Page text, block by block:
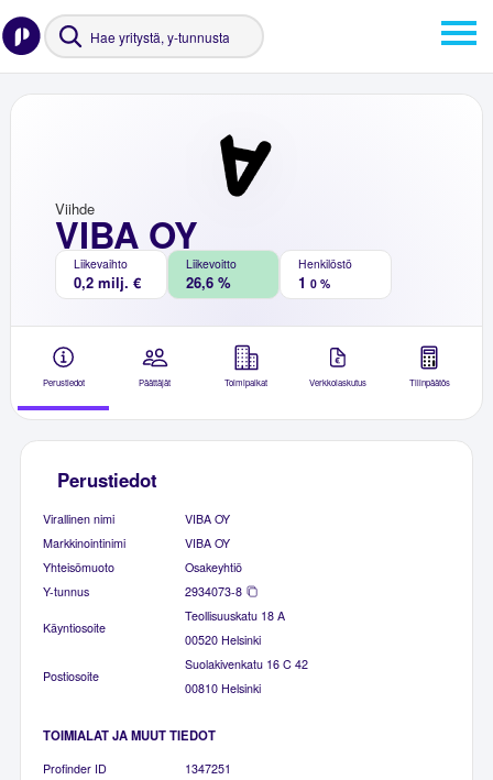
VIBA OY
Viihde
Liikevaihto
0,2 milj. €
Liikevoitto
26,6 %
Henkilöstö
1 0 %
Perustiedot Päättäjät Toimipaikat Verkkolaskutus Tilinpäätös
Perustiedot
Virallinen nimi
VIBA OY
Markkinointinimi
VIBA OY
Yhteisömuoto
Osakeyhtiö
Y-tunnus
2934073-8
Käyntiosoite
Teollisuuskatu 18 A
00520 Helsinki
Postiosoite
Suolakivenkatu 16 C 42
00810 Helsinki
TOIMIALAT JA MUUT TIEDOT
Profinder ID
1347251